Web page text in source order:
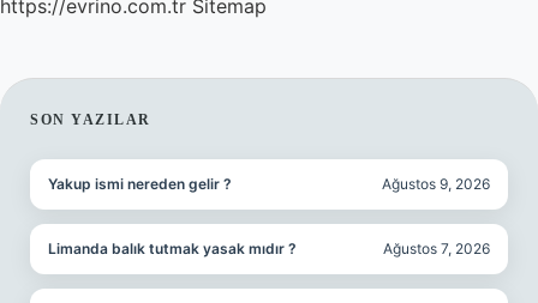
https://evrino.com.tr Sitemap
SIDEBAR
SON YAZILAR
Yakup ismi nereden gelir ? Ağustos 9, 2026
Limanda balık tutmak yasak mıdır ? Ağustos 7, 2026